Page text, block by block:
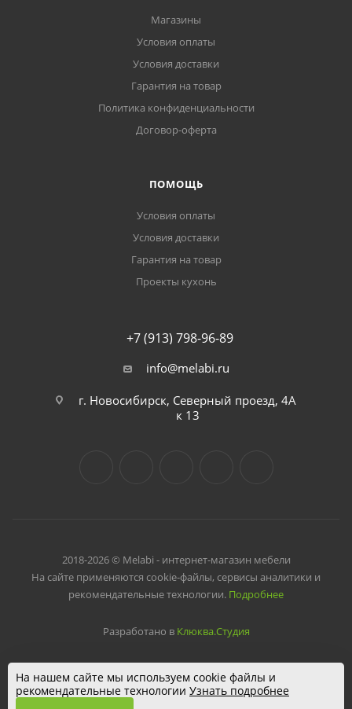
Магазины
Условия оплаты
Условия доставки
Гарантия на товар
Политика конфиденциальности
Договор-оферта
ПОМОЩЬ
Условия оплаты
Условия доставки
Гарантия на товар
Проекты кухонь
+7 (913) 798-96-89
info@melabi.ru
г. Новосибирск, Северный проезд, 4А
к 13
2018-2026 © Melabi - интернет-магазин мебели
На сайте применяются cookie-файлы, сервисы аналитики и
рекомендательные технологии. Подробнее
Разработано в Клюква.Студия
На нашем сайте мы используем cookie файлы и
рекомендательные технологии Узнать подробнее